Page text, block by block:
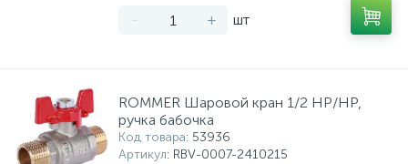
- + шт
ROMMER Шаровой кран 1/2 НР/НР,
ручка бабочка
Код товара: 53936
Артикул: RBV-0007-2410215